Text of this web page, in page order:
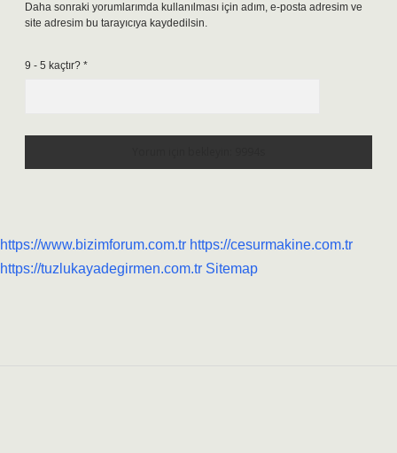
Daha sonraki yorumlarımda kullanılması için adım, e-posta adresim ve
site adresim bu tarayıcıya kaydedilsin.
9 - 5 kaçtır? *
https://www.bizimforum.com.tr https://cesurmakine.com.tr
https://tuzlukayadegirmen.com.tr Sitemap